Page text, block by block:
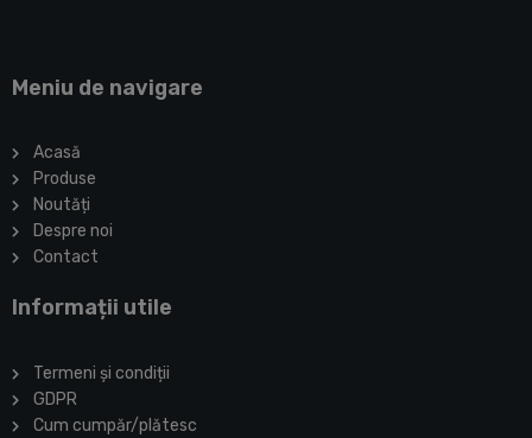
Meniu de navigare
Acasă
Produse
Noutăți
Despre noi
Contact
Informații utile
Termeni și condiții
GDPR
Cum cumpăr/plătesc